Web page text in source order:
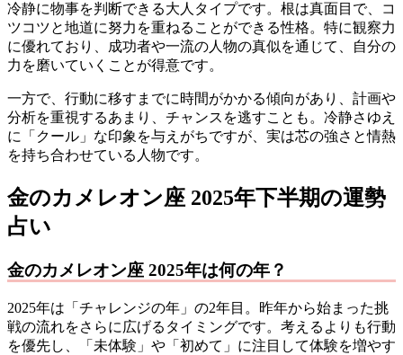
冷静に物事を判断できる大人タイプです。根は真面目で、コ
ツコツと地道に努力を重ねることができる性格。特に観察力
に優れており、成功者や一流の人物の真似を通じて、自分の
力を磨いていくことが得意です。
一方で、行動に移すまでに時間がかかる傾向があり、計画や
分析を重視するあまり、チャンスを逃すことも。冷静さゆえ
に「クール」な印象を与えがちですが、実は芯の強さと情熱
を持ち合わせている人物です。
金のカメレオン座 2025年下半期の運勢
占い
金のカメレオン座 2025年は何の年？
2025年は「チャレンジの年」の2年目。昨年から始まった挑
戦の流れをさらに広げるタイミングです。考えるよりも行動
を優先し、「未体験」や「初めて」に注目して体験を増やす